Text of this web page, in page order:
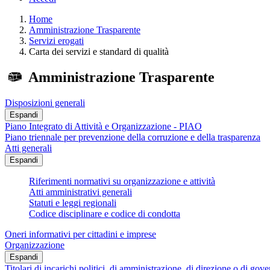
Home
Amministrazione Trasparente
Servizi erogati
Carta dei servizi e standard di qualità
Amministrazione Trasparente
Disposizioni generali
Espandi
Piano Integrato di Attività e Organizzazione - PIAO
Piano triennale per prevenzione della corruzione e della trasparenza
Atti generali
Espandi
Riferimenti normativi su organizzazione e attività
Atti amministrativi generali
Statuti e leggi regionali
Codice disciplinare e codice di condotta
Oneri informativi per cittadini e imprese
Organizzazione
Espandi